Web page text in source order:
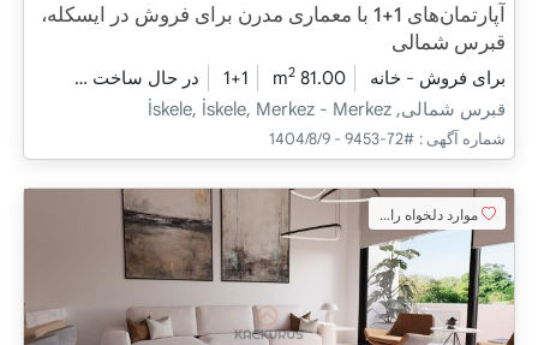
آپارتمان‌های 1+1 با معماری مدرن برای فروش در ایسکله،
قبرس شمالی
برای فروش - خانه 81.00 m
2
1+1 در حال ساخت
قبرس شمالی, İskele, İskele, Merkez - Merkez
شماره آگهی : #72-9453 - 1404/8/9
موارد دلخواه را اضافه کنید